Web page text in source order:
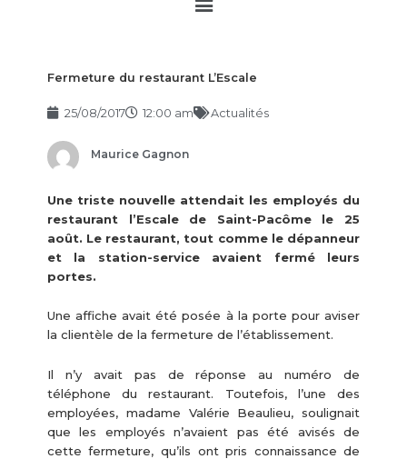
Fermeture du restaurant L’Escale
25/08/2017 12:00 am Actualités
Maurice Gagnon
Une triste nouvelle attendait les employés du
restaurant l’Escale de Saint-Pacôme le 25
août. Le restaurant, tout comme le dépanneur
et la station-service avaient fermé leurs
portes.
Une affiche avait été posée à la porte pour aviser
la clientèle de la fermeture de l’établissement.
Il n’y avait pas de réponse au numéro de
téléphone du restaurant. Toutefois, l’une des
employées, madame Valérie Beaulieu, soulignait
que les employés n’avaient pas été avisés de
cette fermeture, qu’ils ont pris connaissance de